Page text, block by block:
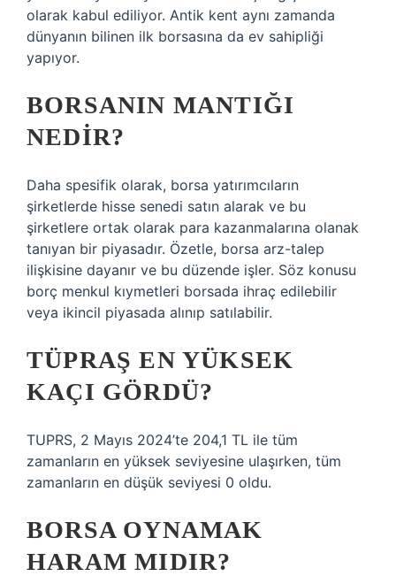
olarak kabul ediliyor. Antik kent aynı zamanda
dünyanın bilinen ilk borsasına da ev sahipliği
yapıyor.
BORSANIN MANTIĞI
NEDIR?
Daha spesifik olarak, borsa yatırımcıların
şirketlerde hisse senedi satın alarak ve bu
şirketlere ortak olarak para kazanmalarına olanak
tanıyan bir piyasadır. Özetle, borsa arz-talep
ilişkisine dayanır ve bu düzende işler. Söz konusu
borç menkul kıymetleri borsada ihraç edilebilir
veya ikincil piyasada alınıp satılabilir.
TÜPRAŞ EN YÜKSEK
KAÇI GÖRDÜ?
TUPRS, 2 Mayıs 2024’te 204,1 TL ile tüm
zamanların en yüksek seviyesine ulaşırken, tüm
zamanların en düşük seviyesi 0 oldu.
BORSA OYNAMAK
HARAM MIDIR?